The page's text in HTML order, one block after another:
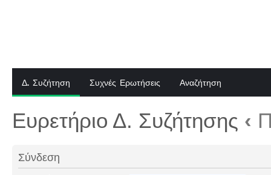
Δ. Συζήτηση Συχνές Ερωτήσεις Αναζήτηση
Ευρετήριο Δ. Συζήτησης ‹
Σύνδεση